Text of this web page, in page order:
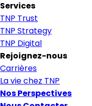
Services
TNP Trust
TNP Strategy
TNP Digital
Rejoignez-nous
Carrières
La vie chez TNP
Nos Perspectives